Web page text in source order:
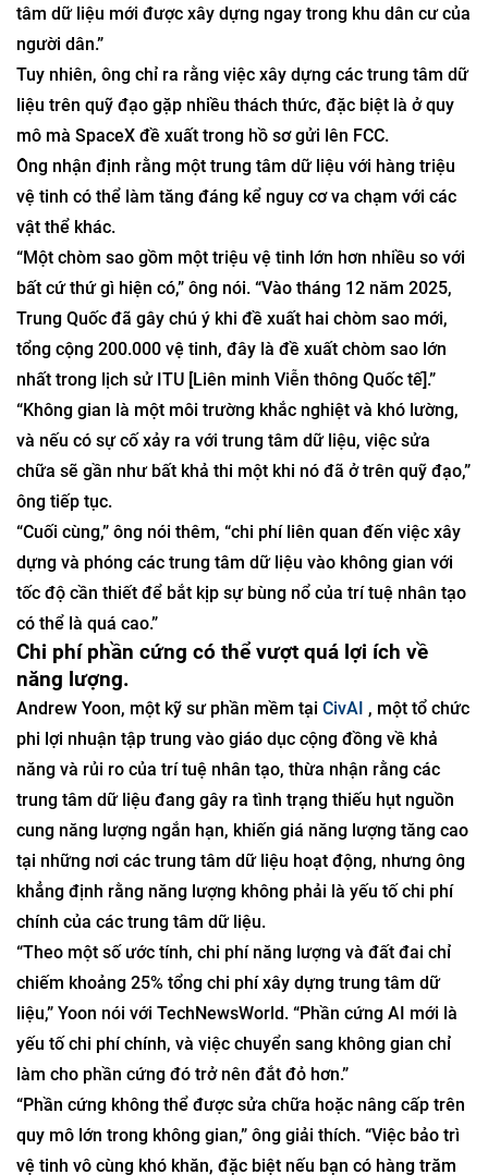
tâm dữ liệu mới được xây dựng ngay trong khu dân cư của
người dân.”
Tuy nhiên, ông chỉ ra rằng việc xây dựng các trung tâm dữ
liệu trên quỹ đạo gặp nhiều thách thức, đặc biệt là ở quy
mô mà SpaceX đề xuất trong hồ sơ gửi lên FCC.
Ông nhận định rằng một trung tâm dữ liệu với hàng triệu
vệ tinh có thể làm tăng đáng kể nguy cơ va chạm với các
vật thể khác.
“Một chòm sao gồm một triệu vệ tinh lớn hơn nhiều so với
bất cứ thứ gì hiện có,” ông nói. “Vào tháng 12 năm 2025,
Trung Quốc đã gây chú ý khi đề xuất hai chòm sao mới,
tổng cộng 200.000 vệ tinh, đây là đề xuất chòm sao lớn
nhất trong lịch sử ITU [Liên minh Viễn thông Quốc tế].”
“Không gian là một môi trường khắc nghiệt và khó lường,
và nếu có sự cố xảy ra với trung tâm dữ liệu, việc sửa
chữa sẽ gần như bất khả thi một khi nó đã ở trên quỹ đạo,”
ông tiếp tục.
“Cuối cùng,” ông nói thêm, “chi phí liên quan đến việc xây
dựng và phóng các trung tâm dữ liệu vào không gian với
tốc độ cần thiết để bắt kịp sự bùng nổ của trí tuệ nhân tạo
có thể là quá cao.”
Chi phí phần cứng có thể vượt quá lợi ích về
năng lượng.
Andrew Yoon, một kỹ sư phần mềm tại CivAI , một tổ chức
phi lợi nhuận tập trung vào giáo dục cộng đồng về khả
năng và rủi ro của trí tuệ nhân tạo, thừa nhận rằng các
trung tâm dữ liệu đang gây ra tình trạng thiếu hụt nguồn
cung năng lượng ngắn hạn, khiến giá năng lượng tăng cao
tại những nơi các trung tâm dữ liệu hoạt động, nhưng ông
khẳng định rằng năng lượng không phải là yếu tố chi phí
chính của các trung tâm dữ liệu.
“Theo một số ước tính, chi phí năng lượng và đất đai chỉ
chiếm khoảng 25% tổng chi phí xây dựng trung tâm dữ
liệu,” Yoon nói với TechNewsWorld. “Phần cứng AI mới là
yếu tố chi phí chính, và việc chuyển sang không gian chỉ
làm cho phần cứng đó trở nên đắt đỏ hơn.”
“Phần cứng không thể được sửa chữa hoặc nâng cấp trên
quy mô lớn trong không gian,” ông giải thích. “Việc bảo trì
vệ tinh vô cùng khó khăn, đặc biệt nếu bạn có hàng trăm